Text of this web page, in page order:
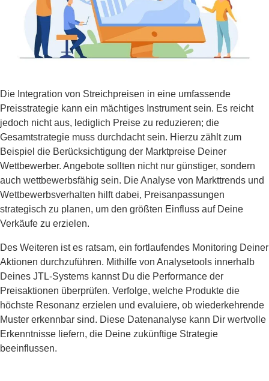
Die Integration von Streichpreisen in eine umfassende
Preisstrategie kann ein mächtiges Instrument sein. Es reicht
jedoch nicht aus, lediglich Preise zu reduzieren; die
Gesamtstrategie muss durchdacht sein. Hierzu zählt zum
Beispiel die Berücksichtigung der Marktpreise Deiner
Wettbewerber. Angebote sollten nicht nur günstiger, sondern
auch wettbewerbsfähig sein. Die Analyse von Markttrends und
Wettbewerbsverhalten hilft dabei, Preisanpassungen
strategisch zu planen, um den größten Einfluss auf Deine
Verkäufe zu erzielen.
Des Weiteren ist es ratsam, ein fortlaufendes Monitoring Deiner
Aktionen durchzuführen. Mithilfe von Analysetools innerhalb
Deines JTL-Systems kannst Du die Performance der
Preisaktionen überprüfen. Verfolge, welche Produkte die
höchste Resonanz erzielen und evaluiere, ob wiederkehrende
Muster erkennbar sind. Diese Datenanalyse kann Dir wertvolle
Erkenntnisse liefern, die Deine zukünftige Strategie
beeinflussen.